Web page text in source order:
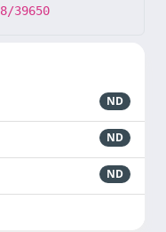
39650
ND
ND
ND